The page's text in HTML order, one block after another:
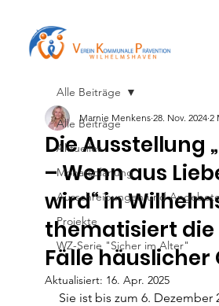
Alle Beiträge
Aktuelles
Monatsplanung
Ausschreibungen und
Projekte
WZ-Serie "Sicher im Alter"
Alle Beiträge
Die Ausstellung
– Wenn aus
wird“ in
thematisiert die
Fälle häuslicher
Marnie Menkens 28. Nov. 2024 2
Aktualisiert: 16. Apr. 2025
Sie ist bis zum 6. Dezember